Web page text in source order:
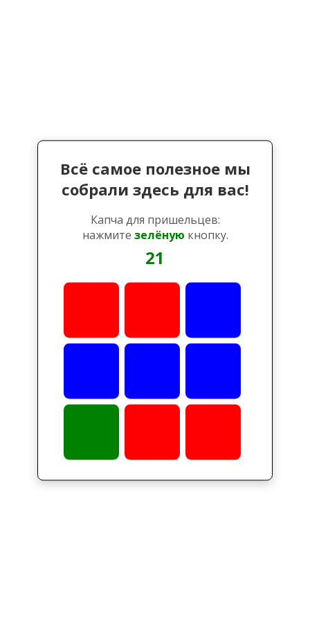
Всё самое полезное мы
собрали здесь для вас!
Капча для пришельцев:
нажмите зелёную кнопку.
21